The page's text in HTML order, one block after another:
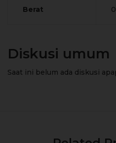
Berat
Diskusi umum
Saat ini belum ada diskusi